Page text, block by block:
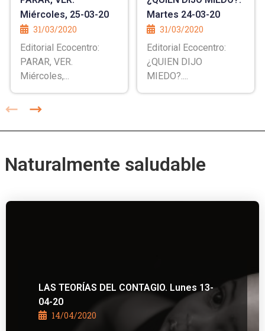
Miércoles, 25-03-20
31/03/2020
Editorial Ecocentro:
PARAR, VER.
Miércoles,...
Martes 24-03-20
31/03/2020
Editorial Ecocentro:
¿QUIEN DIJO
MIEDO?....
Naturalmente saludable
LAS TEORÍAS DEL CONTAGIO. Lunes 13-
04-20
14/04/2020